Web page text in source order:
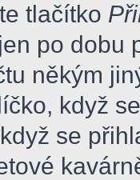
tlačítko
po dobu
někým
když
se